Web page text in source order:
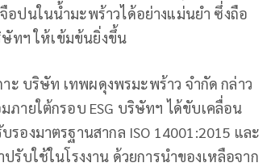
อปนในน้ำมะพร้าวได้อย่างแม่นยำ ซึ่งถือ
ษัทฯ ให้เข้มข้นยิ่งขึ้น
ะ บริษัท เทพผดุงพรมะพร้าว จำกัด กล่าว
ายใต้กรอบ ESG บริษัทฯ ได้ขับเคลื่อน
องมาตรฐานสากล ISO 14001:2015 และ
รับใช้ในโรงงาน ด้วยการนำของเหลือจาก